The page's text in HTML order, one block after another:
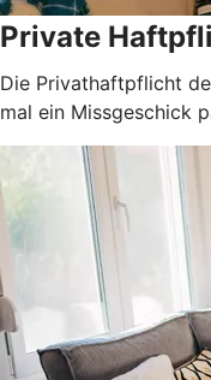
Private
Die Privathaftpflicht
mal ein Missgeschick